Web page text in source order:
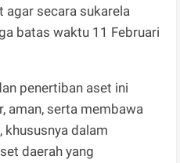
agar secara sukarela
batas waktu 11 Februari
penertiban aset ini
aman, serta membawa
dalam
daerah yang